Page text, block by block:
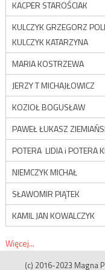
KACPER STAROŚCIAK
KULCZYK GRZEGORZ
KULCZYK KATARZYNA
MARIA KOSTRZEWA
JERZY T MICHAJŁOWICZ
KOZIOŁ BOGUSŁAW
PAWEŁ ŁUKASZ
POTERA LIDIA i POTERA
NIEMCZYK MICHAŁ
SŁAWOMIR PIĄTEK
KAMIL JAN KOWALCZYK
Więcej...
(c) 2016-2023 Magna